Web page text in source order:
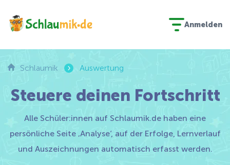
Anmelden
Schlaumik › Auswertung
Steuere deinen Fortschritt
Alle Schüler:innen auf Schlaumik.de haben eine
persönliche Seite ‚Analyse‘, auf der Erfolge, Lernverlauf
und Auszeichnungen automatisch erfasst werden.